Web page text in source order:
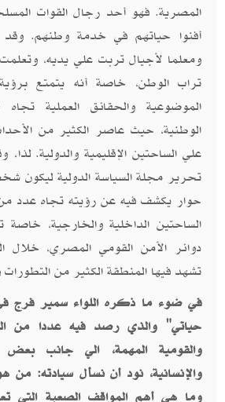
المصرية. فهو أحد رجال القوات
أفنوا حياتهم في خدمة وطنهم. وقد
ومعلما لأجيال تربت علي يديه،
تراب الوطن، خاصة أنه يتمتع
الموضوعية والحقائق العملية تجاه
الوطنية، حيث عاصر الكثير من
علي الساحتين الإقليمية والدولية.
تحرير مجلة السياسة الدولية ليكون
حوار يكشف فيه عن رؤيته تجاه عدد من
الساحتين الداخلية والخارجية،
دوائر الأمن القومي المصري، خلال
تشهد فيها المنطقة الكثير من التطورات
في ضوء ما ذكره اللواء سمير فرج
حياتي" والذي رصد فيه عددا من
والقومية المهمة، الي جانب
والإنسانية، نود أن نسأل سيادته: من
وما هي أهم المواقف الصعبة التي